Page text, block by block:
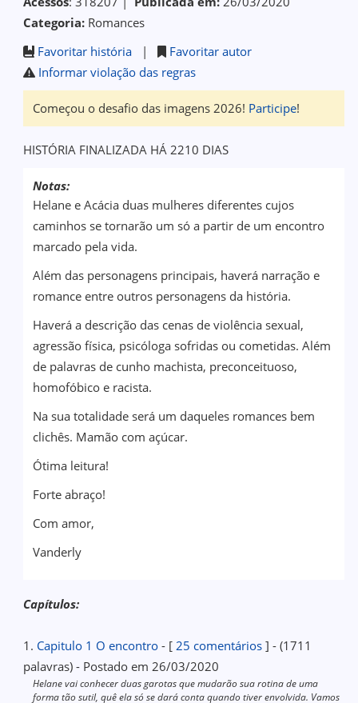
Categoria: Romances
Favoritar história|
Favoritar autor
Informar violação das regras
Começou o desafio das imagens 2026! Participe!
HISTÓRIA FINALIZADA HÁ 2210 DIAS
Notas:
Helane e Acácia duas mulheres diferentes cujos
caminhos se tornarão um só a partir de um encontro
marcado pela vida.
Além das personagens principais, haverá narração e
romance entre outros personagens da história.
Haverá a descrição das cenas de violência sexual,
agressão física, psicóloga sofridas ou cometidas. Além
de palavras de cunho machista, preconceituoso,
homofóbico e racista.
Na sua totalidade será um daqueles romances bem
clichês. Mamão com açúcar.
Ótima leitura!
Forte abraço!
Com amor,
Vanderly
Capítulos:
1. Capitulo 1 O encontro - [25 comentários ] - (1711
palavras) - Postado em 26/03/2020
Helane vai conhecer duas garotas que mudarão sua rotina de uma
forma tão sutil, quê ela só se dará conta quando tiver envolvida. Vamos